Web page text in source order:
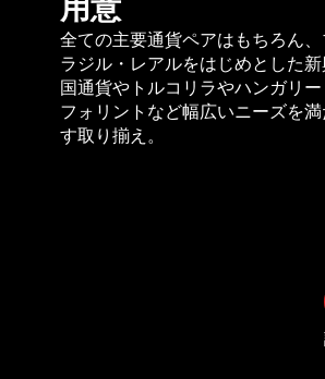
全ての主要通貨ペアはもちろん
ラジル・レアルをはじめとした
国通貨やトルコリラやハンガリー
フォリントなど幅広いニーズを満
す取り揃え。